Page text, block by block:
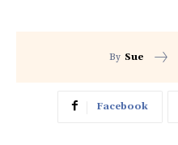
By Sue
Facebook